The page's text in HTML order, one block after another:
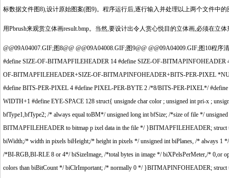
标数据文件图8),设计原始图案(图9)。程序运行后,逐行输入并处理以上两个文件中
用Pbrush来观赏立体画result.bmp。当然,要设计出令人赏心悦目的立体画,必须在立
@@09A04007.GIF;图8@@ @@09A04008.GIF;图9@@ @@09A04009.GIF;图10程
#define SIZE-OF-BITMAPFILEHEADER 14 #define SIZE-OF-
OF-BITMAPFILEHEADER+SIZE-OF-BITMAPINFOHEADER+BITS-PER-PIXEL
#define BITS-PER-PIXEL 4 #define PIXEL-PER-BYTE 2 /*8/BITS-PER-PIXEL*/
WIDTH+1 #define EYE-SPACE 128 struct{ unsignde char color ; unsigned int pri-x ;
bfType1,bfType2; /* always equal toBM*/ unsigned long int bfSize; /*size of file */
BITMAPFILEHEADER to bitmap p ixel data in the file */ }BITMAPFILEHEADER;
biWidth;/* width in pixels biHeight;/* height in pixels */ unsigned int biPlanes, /* always 1
/*BI-RGB,BI-RLE 8 or 4*/ biSizeImage, /*total bytes in image */ biXPelsPerMeter,/* 0,or
colors than biBitCount */ biClrImportant; /* normally 0 */ }BITMAPINFOHEADER;